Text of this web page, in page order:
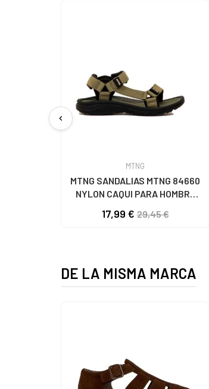
chevron_left
MTNG
MTNG SANDALIAS MTNG 84660
NYLON CAQUI PARA HOMBRE
17,99 €29,45 €
DE LA MISMA MARCA